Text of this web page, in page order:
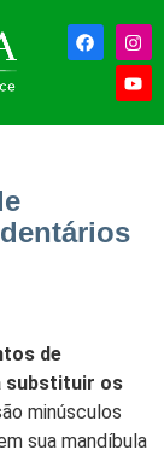
de
substituir os
minúsculos
sua mandíbula